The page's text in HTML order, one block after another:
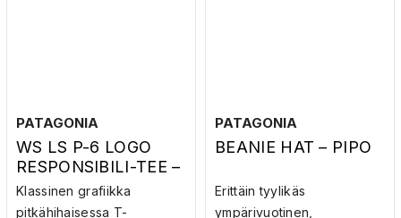
PATAGONIA
WS LS P-6 LOGO
RESPONSIBILI-TEE –
PITKÄHIHAINEN T-
PAITA
Klassinen grafiikka
pitkähihaisessa T-
PATAGONIA
BEANIE HAT – PIPO
Erittäin tyylikäs
ympärivuotinen,